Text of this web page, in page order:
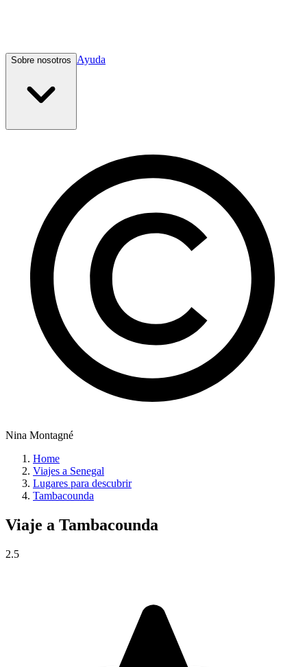
Sobre nosotros Ayuda
Nina Montagné
Home
Viajes a Senegal
Lugares para descubrir
Tambacounda
Viaje a Tambacounda
2.5